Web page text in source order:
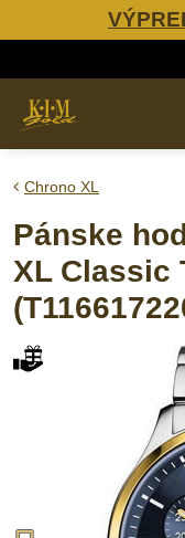
Chrono XL
Pánske
XL Classic